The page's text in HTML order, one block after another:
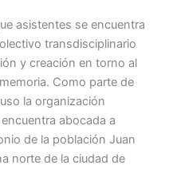
asistentes se encuentra
transdisciplinario
y creación en torno al
Como parte de
la organización
encuentra abocada a
de la población Juan
norte de la ciudad de